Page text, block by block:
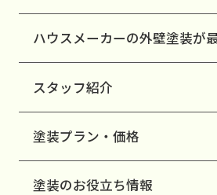
ハウスメーカーの外壁塗装が
スタッフ紹介
塗装プラン・価格
塗装のお役立ち情報